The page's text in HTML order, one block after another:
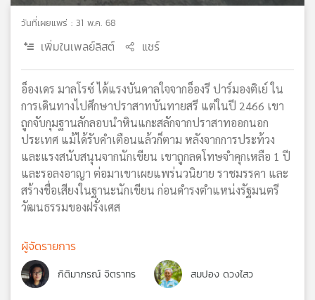
แผนที่
วิทยุ
เครือ
วันที่เผยแพร่ : 31 พ.ค. 68
เพิ่มในเพลย์ลิสต์ แชร์
อ็องเดร มาลโรซ์ ได้แรงบันดาลใจจากอ็องรี ปาร์มองติเย์ ใน
การเดินทางไปศึกษาปราสาทบันทายสรี แต่ในปี 2466 เขา
ถูกจับกุมฐานลักลอบนำหินแกะสลักจากปราสาทออกนอก
ประเทศ แม้ได้รับคำเตือนแล้วก็ตาม หลังจากการประท้วง
และแรงสนับสนุนจากนักเขียน เขาถูกลดโทษจำคุกเหลือ 1 ปี
และรอลงอาญา ต่อมาเขาเผยแพร่นวนิยาย ราชมรรคา และ
สร้างชื่อเสียงในฐานะนักเขียน ก่อนดำรงตำแหน่งรัฐมนตรี
วัฒนธรรมของฝรั่งเศส
ผู้จัดรายการ
กิติมาภรณ์ จิตราทร สมปอง ดวงไสว